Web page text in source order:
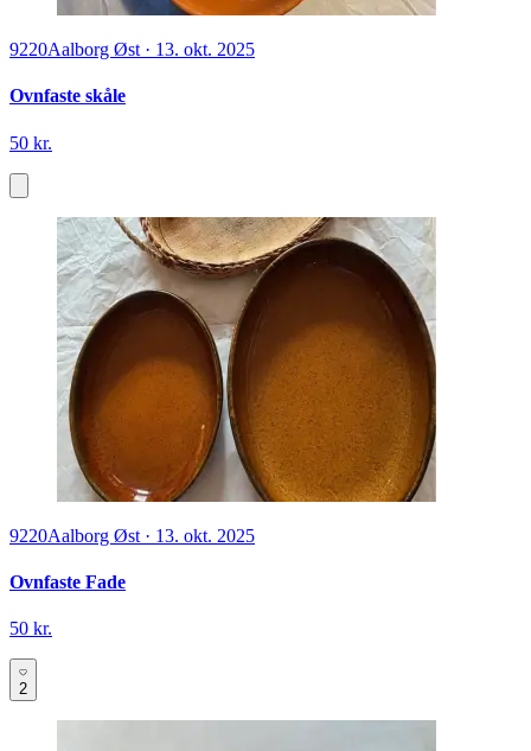
9220Aalborg Øst · 13. okt. 2025
Ovnfaste skåle
50 kr.
9220Aalborg Øst · 13. okt. 2025
Ovnfaste Fade
50 kr.
2